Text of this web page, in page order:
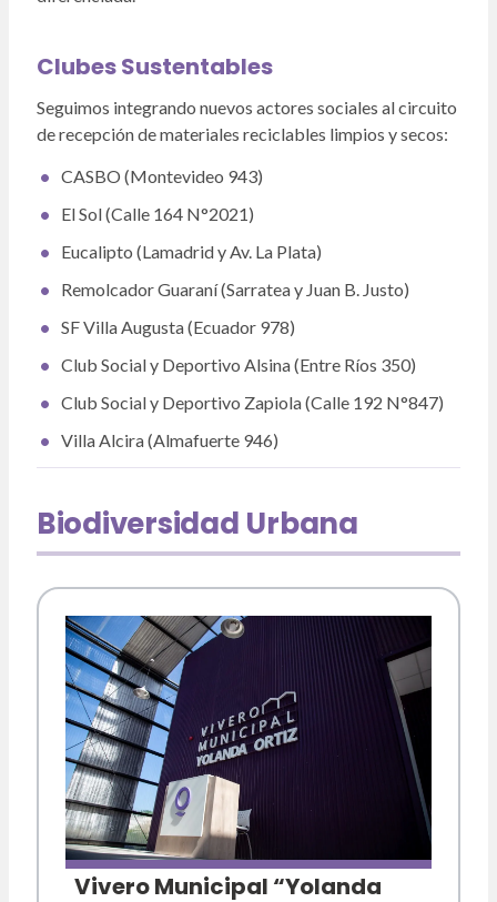
Clubes Sustentables
Seguimos integrando nuevos actores sociales al circuito
de recepción de materiales reciclables limpios y secos:
CASBO (Montevideo 943)
El Sol (Calle 164 N°2021)
Eucalipto (Lamadrid y Av. La Plata)
Remolcador Guaraní (Sarratea y Juan B. Justo)
SF Villa Augusta (Ecuador 978)
Club Social y Deportivo Alsina (Entre Ríos 350)
Club Social y Deportivo Zapiola (Calle 192 N°847)
Villa Alcira (Almafuerte 946)
Biodiversidad Urbana
Vivero Municipal “Yolanda